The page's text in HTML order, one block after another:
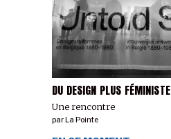
DU DESIGN PLUS FÉMINISTE
Une rencontre
parLa Pointe